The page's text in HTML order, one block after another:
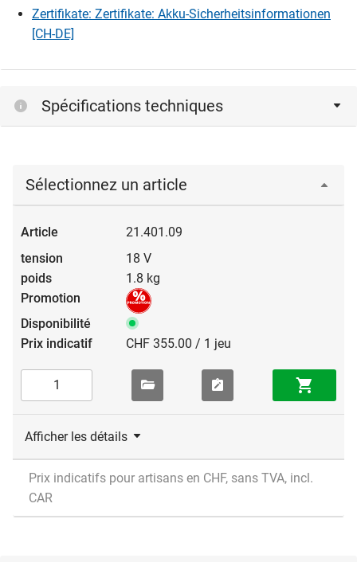
Zertifikate: Zertifikate: Akku-Sicherheitsinformationen
[CH-DE]
Spécifications techniques
Sélectionnez un article
21.401.09
18 V
1.8 kg
CHF 355.00 / 1 jeu
Afficher les détails
Prix indicatifs pour artisans en CHF, sans TVA, incl.
CAR